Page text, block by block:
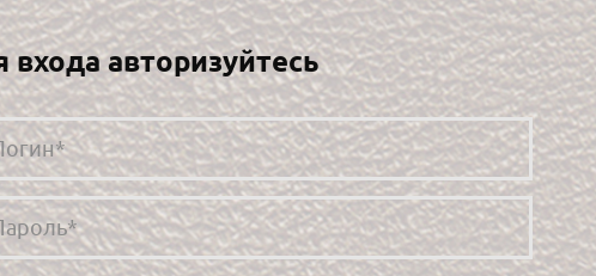
входа авторизуйтесь